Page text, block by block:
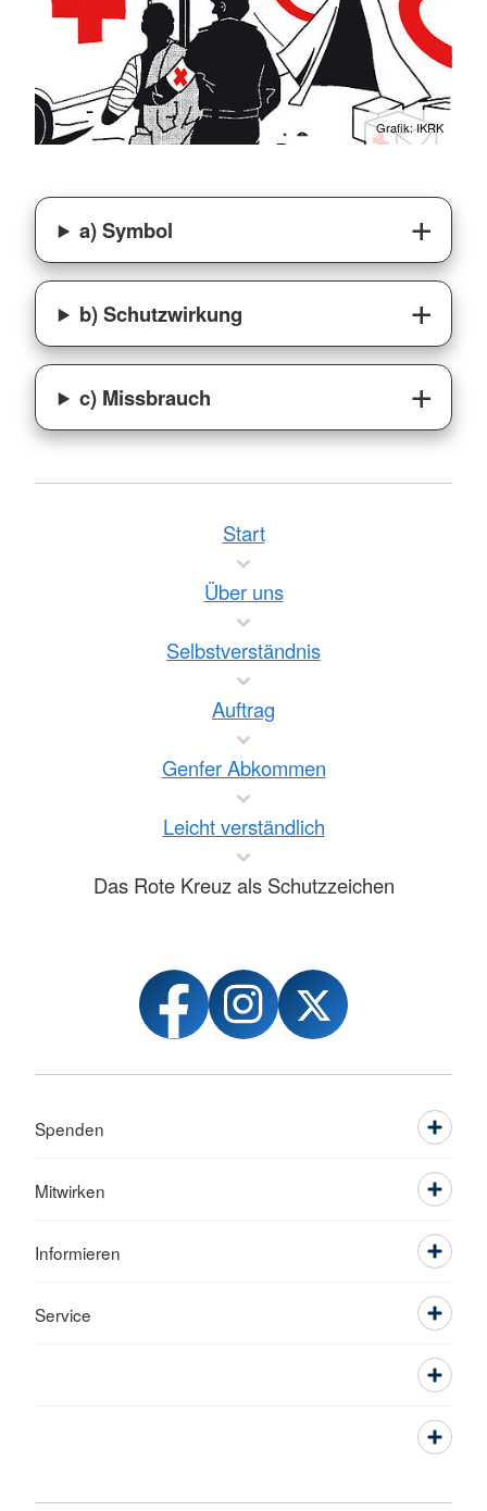
Grafik: IKRK
a) Symbol
b) Schutzwirkung
c) Missbrauch
Start
Über uns
Selbstverständnis
Auftrag
Genfer Abkommen
Leicht verständlich
Das Rote Kreuz als Schutzzeichen
Spenden
Mitwirken
Informieren
Service